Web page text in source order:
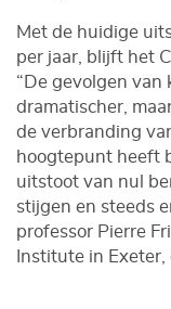
Met de huidige
per jaar, blijft het
“De gevolgen
dramatischer,
de verbranding
hoogtepunt heeft
uitstoot van nul
stijgen en steeds
professor Pierre
Institute in